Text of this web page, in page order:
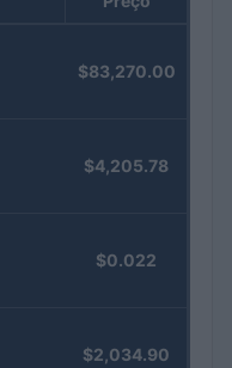
$83,270.00
$4,205.78
$0.022
$2,034.90